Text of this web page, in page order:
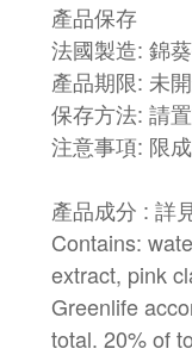
產品保存
法國製造: 錦葵
產品期限: 未
保存方法: 請
注意事項: 限
產品成分 : 詳
Contains:
extract, pink
Greenlife
total. 20% of